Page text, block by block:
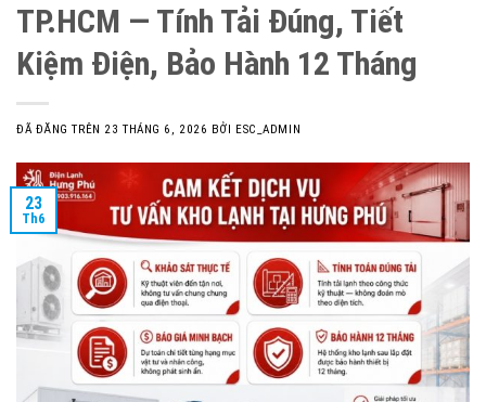
TP.HCM — Tính Tải Đúng, Tiết
Kiệm Điện, Bảo Hành 12 Tháng
ĐÃ ĐĂNG TRÊN 23 THÁNG 6, 2026 BỞI ESC_ADMIN
23
Th6